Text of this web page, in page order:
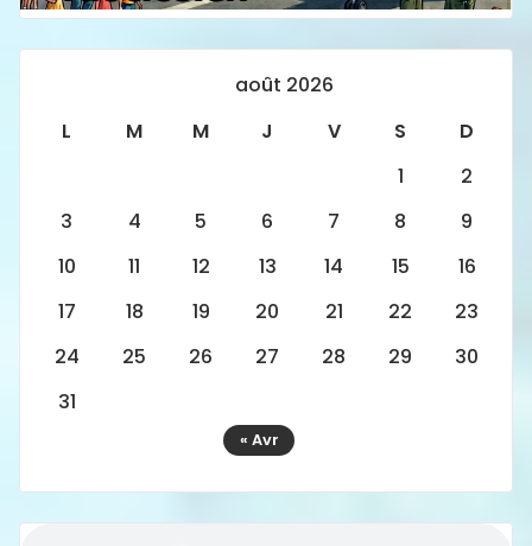
août 2026
L
M M J V S
D
1
2
3
4 5 6 7 8
9
10
11 12 13 14 15
16
17
18 19 20 21 22
23
24
25 26 27 28 29
30
31
« Avr